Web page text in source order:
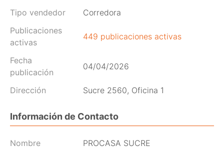
Tipo vendedor
Corredora
Publicaciones
activas
449 publicaciones activas
Fecha
publicación
04/04/2026
Dirección Sucre 2560, Oficina 1
Información de Contacto
Nombre
PROCASA SUCRE